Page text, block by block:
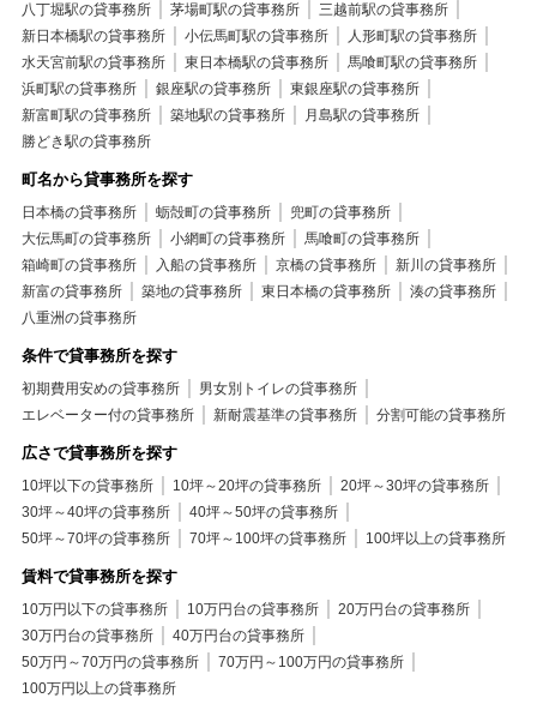
八丁堀駅の貸事務所
茅場町駅の貸事務所
三越前駅の貸事務所
新日本橋駅の貸事務所
小伝馬町駅の貸事務所
人形町駅の貸事務所
水天宮前駅の貸事務所
東日本橋駅の貸事務所
馬喰町駅の貸事務所
浜町駅の貸事務所
銀座駅の貸事務所
東銀座駅の貸事務所
新富町駅の貸事務所
築地駅の貸事務所
月島駅の貸事務所
勝どき駅の貸事務所
町名から貸事務所を探す
日本橋の貸事務所 蛎殻町の貸事務所
兜町の貸事務所
大伝馬町の貸事務所
小網町の貸事務所
馬喰町の貸事務所
箱崎町の貸事務所
入船の貸事務所 京橋の貸事務所
新川の貸事務所
新富の貸事務所
築地の貸事務所 東日本橋の貸事務所
湊の貸事務所
八重洲の貸事務所
条件で貸事務所を探す
初期費用安めの貸事務所
男女別トイレの貸事務所
エレベーター付の貸事務所
新耐震基準の貸事務所 分割可能の貸事務所
広さで貸事務所を探す
10坪以下の貸事務所 10坪～20坪の貸事務所
20坪～30坪の貸事務所
30坪～40坪の貸事務所
40坪～50坪の貸事務所
50坪～70坪の貸事務所
70坪～100坪の貸事務所 100坪以上の貸事務所
賃料で貸事務所を探す
10万円以下の貸事務所 10万円台の貸事務所
20万円台の貸事務所
30万円台の貸事務所
40万円台の貸事務所
50万円～70万円の貸事務所
70万円～100万円の貸事務所
100万円以上の貸事務所